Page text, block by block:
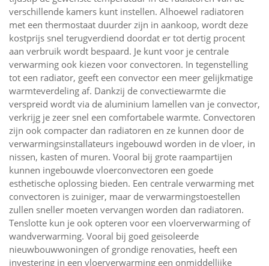
verschillende kamers kunt instellen. Alhoewel radiatoren
met een thermostaat duurder zijn in aankoop, wordt deze
kostprijs snel terugverdiend doordat er tot dertig procent
aan verbruik wordt bespaard. Je kunt voor je centrale
verwarming ook kiezen voor convectoren. In tegenstelling
tot een radiator, geeft een convector een meer gelijkmatige
warmteverdeling af. Dankzij de convectiewarmte die
verspreid wordt via de aluminium lamellen van je convector,
verkrijg je zeer snel een comfortabele warmte. Convectoren
zijn ook compacter dan radiatoren en ze kunnen door de
verwarmingsinstallateurs ingebouwd worden in de vloer, in
nissen, kasten of muren. Vooral bij grote raampartijen
kunnen ingebouwde vloerconvectoren een goede
esthetische oplossing bieden. Een centrale verwarming met
convectoren is zuiniger, maar de verwarmingstoestellen
zullen sneller moeten vervangen worden dan radiatoren.
Tenslotte kun je ook opteren voor een vloerverwarming of
wandverwarming. Vooral bij goed geïsoleerde
nieuwbouwwoningen of grondige renovaties, heeft een
investering in een vloerverwarming een onmiddellijke